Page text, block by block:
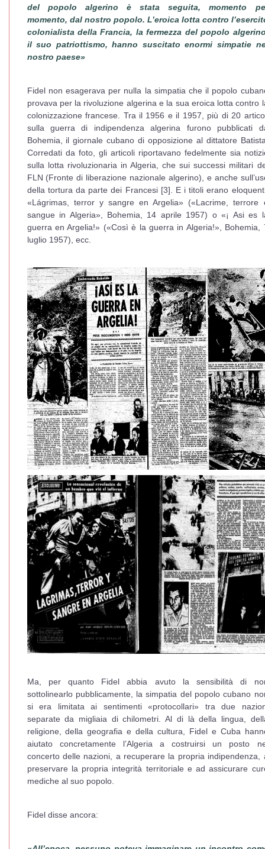
del popolo algerino è stata seguita, momento
momento, dal nostro popolo. L’eroica lotta contro
colonialista della Francia, la fermezza del popolo
il suo patriottismo, hanno suscitato enormi simpatie
nostro paese»
Fidel non esagerava per nulla la simpatia che il popolo
provava per la rivoluzione algerina e la sua eroica lotta contro
colonizzazione francese. Tra il 1956 e il 1957, più di 20
sulla guerra di indipendenza algerina furono pubblicati
Bohemia, il giornale cubano di opposizione al dittatore
Corredati da foto, gli articoli riportavano fedelmente sia
sulla lotta rivoluzionaria in Algeria, che sui successi militari
FLN (Fronte di liberazione nazionale algerino), e anche
della tortura da parte dei Francesi [3]. E i titoli erano
«Lágrimas, terror y sangre en Argelia» («Lacrime, terrore
sangue in Algeria», Bohemia, 14 aprile 1957) o «¡ Asi es
guerra en Argelia!» («Così è la guerra in Algeria!», Bohemia,
luglio 1957), ecc.
Ma, per quanto Fidel abbia avuto la sensibilità di
sottolinearlo pubblicamente, la simpatia del popolo cubano
si era limitata ai sentimenti «protocollari» tra due
separate da migliaia di chilometri. Al di là della lingua,
religione, della geografia e della cultura, Fidel e Cuba
aiutato concretamente l’Algeria a costruirsi un posto
concerto delle nazioni, a recuperare la propria indipendenza,
preservare la propria integrità territoriale e ad assicurare
mediche al suo popolo.
Fidel disse ancora: